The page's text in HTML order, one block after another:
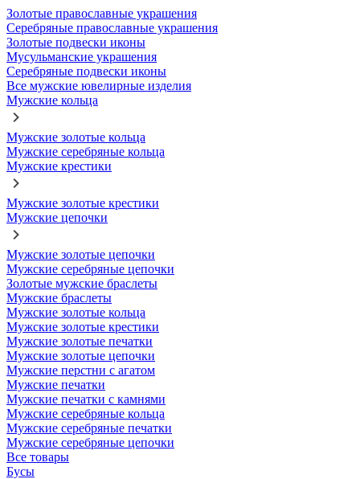
Золотые православные украшения
Серебряные православные украшения
Золотые подвески иконы
Мусульманские украшения
Серебряные подвески иконы
Все мужские ювелирные изделия
Мужские кольца
Мужские золотые кольца
Мужские серебряные кольца
Мужские крестики
Мужские золотые крестики
Мужские цепочки
Мужские золотые цепочки
Мужские серебряные цепочки
Золотые мужские браслеты
Мужские браслеты
Мужские золотые кольца
Мужские золотые крестики
Мужские золотые печатки
Мужские золотые цепочки
Мужские перстни с агатом
Мужские печатки
Мужские печатки с камнями
Мужские серебряные кольца
Мужские серебряные печатки
Мужские серебряные цепочки
Все товары
Бусы